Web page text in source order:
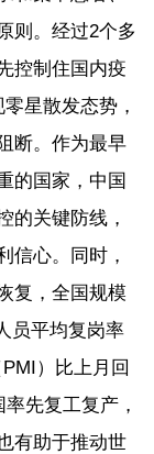
则。经过2个多
控制住国内疫
星散发态势，
断。作为最早
的国家，中国
的关键防线，
信心。同时，
复，全国规模
员平均复岗率
）比上月回
先复工复产，
有助于推动世